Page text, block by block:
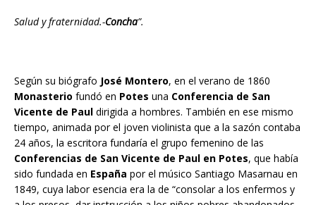
Salud y fraternidad.-Concha”.
Según su biógrafo José Montero, en el verano de 1860
Monasterio fundó en Potes una Conferencia de San
Vicente de Paul dirigida a hombres. También en ese mismo
tiempo, animada por el joven violinista que a la sazón contaba
24 años, la escritora fundaría el grupo femenino de las
Conferencias de San Vicente de Paul en Potes, que había
sido fundada en España por el músico Santiago Masarnau en
1849, cuya labor esencia era la de “consolar a los enfermos y